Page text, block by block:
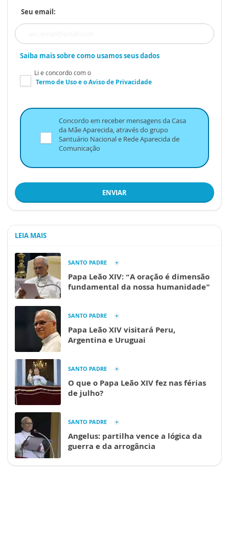
Seu email:
Saiba mais sobre como usamos seus dados
Li e concordo com o
Termo de Usoe oAviso de Privacidade
Concordo em receber mensagens da Casa
da Mãe Aparecida, através do grupo
Santuário Nacional e Rede Aparecida de
Comunicação
ENVIAR
LEIA MAIS
SANTO PADRE
Papa Leão XIV: “A oração é dimensão
fundamental da nossa humanidade”
SANTO PADRE
Papa Leão XIV visitará Peru,
Argentina e Uruguai
SANTO PADRE
O que o Papa Leão XIV fez nas férias
de julho?
SANTO PADRE
Angelus: partilha vence a lógica da
guerra e da arrogância